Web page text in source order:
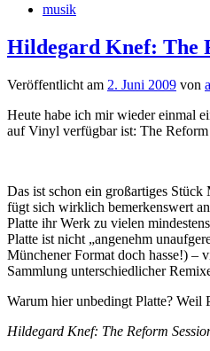
musik
Hildegard Knef: The
Veröffentlicht am 2. Juni 2009 von
Heute habe ich mir wieder einmal
auf Vinyl verfügbar ist: The
Das ist schon ein großartiges
fügt sich wirklich bemerkenswert
Platte ihr Werk zu vielen
Platte ist nicht „angenehm
Münchener Format doch hasse!) –
Sammlung unterschiedlicher
Warum hier unbedingt Platte? Weil
Hildegard Knef: The Reform